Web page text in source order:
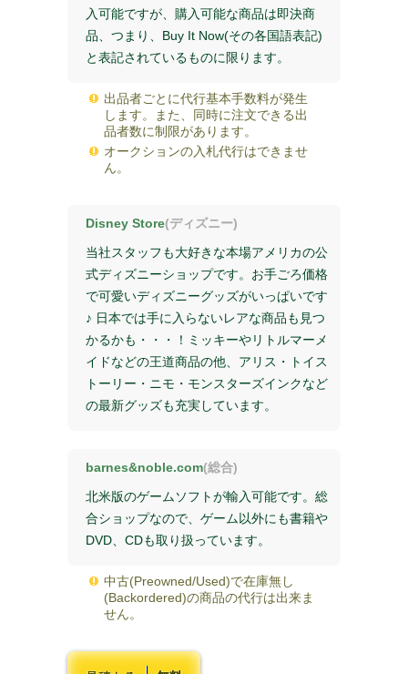
入可能ですが、購入可能な商品は即決商
品、つまり、Buy It Now(その各国語表記)
と表記されているものに限ります。
出品者ごとに代行基本手数料が発生
します。また、同時に注文できる出
品者数に制限があります。
オークションの入札代行はできませ
ん。
Disney Store(ディズニー)
当社スタッフも大好きな本場アメリカの公
式ディズニーショップです。お手ごろ価格
で可愛いディズニーグッズがいっぱいです
♪ 日本では手に入らないレアな商品も見つ
かるかも・・・！ミッキーやリトルマーメ
イドなどの王道商品の他、アリス・トイス
トーリー・ニモ・モンスターズインクなど
の最新グッズも充実しています。
barnes&noble.com(総合)
北米版のゲームソフトが輸入可能です。総
合ショップなので、ゲーム以外にも書籍や
DVD、CDも取り扱っています。
中古(Preowned/Used)で在庫無し
(Backordered)の商品の代行は出来ま
せん。